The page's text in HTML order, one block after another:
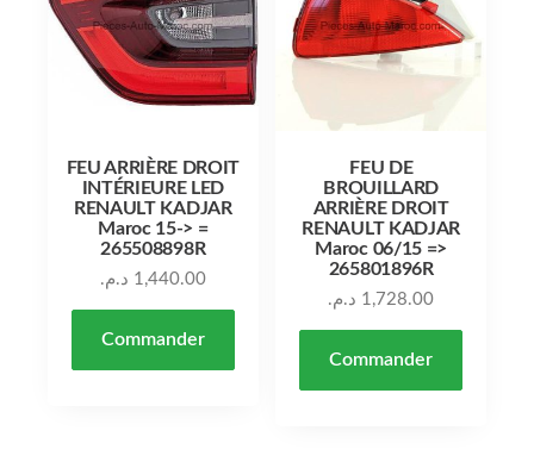
FEU ARRIÈRE DROIT
INTÉRIEURE LED
RENAULT KADJAR
Maroc 15-> =
265508898R
1,440.00 د.م.
Commander
FEU DE
BROUILLARD
ARRIÈRE DROIT
RENAULT KADJAR
Maroc 06/15 =>
265801896R
1,728.00 د.م.
Commander